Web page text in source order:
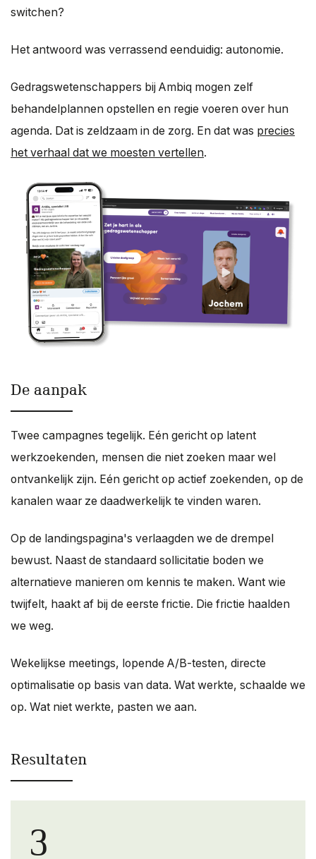
switchen?
Het antwoord was verrassend eenduidig: autonomie.
Gedragswetenschappers bij Ambiq mogen zelf
behandelplannen opstellen en regie voeren over hun
agenda. Dat is zeldzaam in de zorg. En dat was precies
het verhaal dat we moesten vertellen.
De aanpak
Twee campagnes tegelijk. Eén gericht op latent
werkzoekenden, mensen die niet zoeken maar wel
ontvankelijk zijn. Eén gericht op actief zoekenden, op de
kanalen waar ze daadwerkelijk te vinden waren.
Op de landingspagina's verlaagden we de drempel
bewust. Naast de standaard sollicitatie boden we
alternatieve manieren om kennis te maken. Want wie
twijfelt, haakt af bij de eerste frictie. Die frictie haalden
we weg.
Wekelijkse meetings, lopende A/B-testen, directe
optimalisatie op basis van data. Wat werkte, schaalde we
op. Wat niet werkte, pasten we aan.
Resultaten
3